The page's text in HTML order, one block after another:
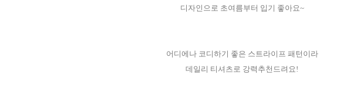
디자인으로 초여름부터 입기 좋아요~
어디에나 코디하기 좋은 스트라이프 패턴이라
데일리 티셔츠로 강력추천드려요!